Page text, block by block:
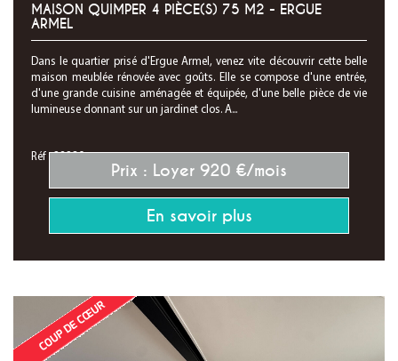
MAISON QUIMPER 4 PIÈCE(S) 75 M2 - ERGUE
ARMEL
Dans le quartier prisé d'Ergue Armel, venez vite découvrir cette belle
maison meublée rénovée avec goûts. Elle se compose d'une entrée,
d'une grande cuisine aménagée et équipée, d'une belle pièce de vie
lumineuse donnant sur un jardinet clos. A...
Réf : 28239
Prix : Loyer 920 €/mois
En savoir plus